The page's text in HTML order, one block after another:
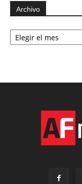
Archivo
Archivo